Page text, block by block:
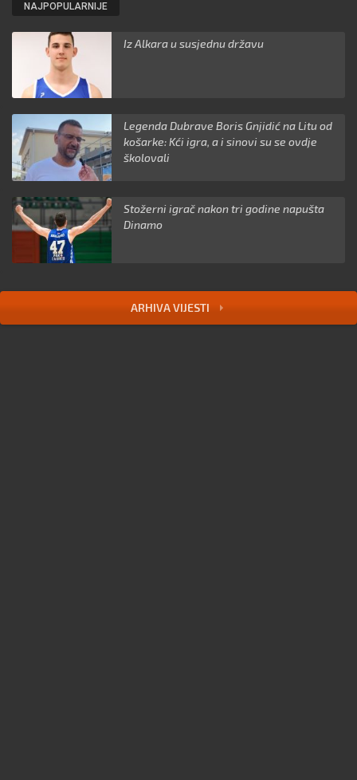
NAJPOPULARNIJE
Iz Alkara u susjednu državu
Legenda Dubrave Boris Gnjidić na Litu od
košarke: Kći igra, a i sinovi su se ovdje
školovali
Stožerni igrač nakon tri godine napušta
Dinamo
ARHIVA VIJESTI